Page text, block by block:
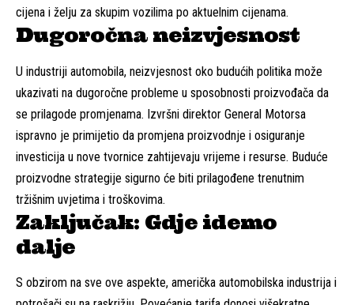
cijena i želju za skupim vozilima po aktuelnim cijenama.
Dugoročna neizvjesnost
U industriji automobila, neizvjesnost oko budućih politika može
ukazivati na dugoročne probleme u sposobnosti proizvođača da
se prilagode promjenama. Izvršni direktor General Motorsa
ispravno je primijetio da promjena proizvodnje i osiguranje
investicija u nove tvornice zahtijevaju vrijeme i resurse. Buduće
proizvodne strategije sigurno će biti prilagođene trenutnim
tržišnim uvjetima i troškovima.
Zaključak: Gdje idemo
dalje
S obzirom na sve ove aspekte, američka automobilska industrija i